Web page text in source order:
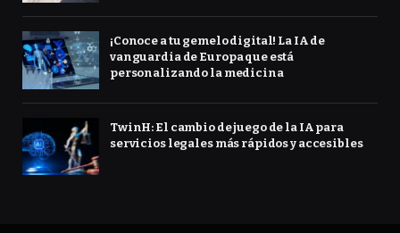
¡Conoce a tu gemelo digital! La IA de
vanguardia de Europa que está
personalizando la medicina
TwinH: El cambio de juego de la IA para
servicios legales más rápidos y accesibles